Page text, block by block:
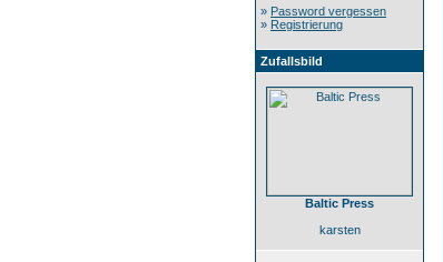
» Password vergessen
» Registrierung
Zufallsbild
Baltic Press
karsten